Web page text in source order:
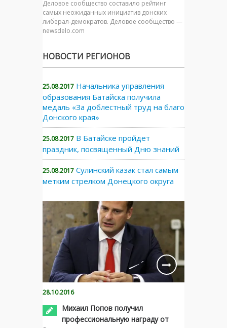
Деловое сообщество составило рейтинг
самых неожиданных инициатив донских
либерал-демократов. Деловое сообщество —
newsdelo.com
НОВОСТИ РЕГИОНОВ
25.08.2017 Начальника управления
образования Батайска получила
медаль «За доблестный труд на благо
Донского края»
25.08.2017 В Батайске пройдет
праздник, посвященный Дню знаний
25.08.2017 Сулинский казак стал самым
метким стрелком Донецкого округа
28.10.2016
Михаил Попов получил
профессиональную награду от